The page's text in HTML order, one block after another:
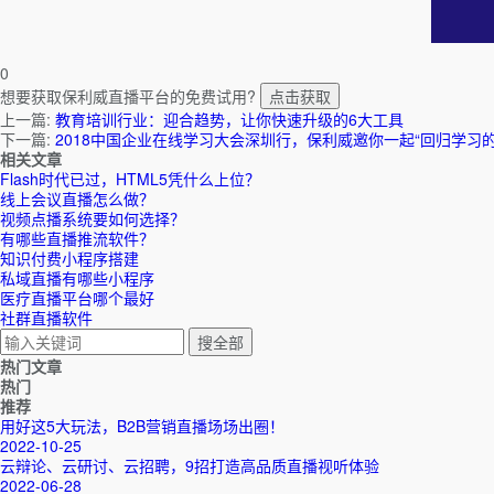
0
想要获取保利威直播平台的免费试用?
点击获取
上一篇: 教育培训行业：迎合趋势，让你快速升级的6大工具
下一篇: 2018中国企业在线学习大会深圳行，保利威邀你一起“回归学习
相关文章
Flash时代已过，HTML5凭什么上位？
线上会议直播怎么做？
视频点播系统要如何选择？
有哪些直播推流软件？
知识付费小程序搭建
私域直播有哪些小程序
医疗直播平台哪个最好
社群直播软件
热门文章
热门
推荐
用好这5大玩法，B2B营销直播场场出圈！
2022-10-25
云辩论、云研讨、云招聘，9招打造高品质直播视听体验
2022-06-28